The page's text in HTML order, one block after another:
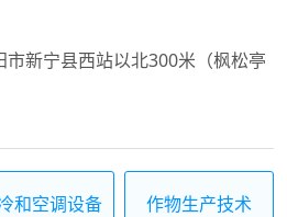
新宁县西站以北300米（枫松亭
和空调设备
作物生产技术